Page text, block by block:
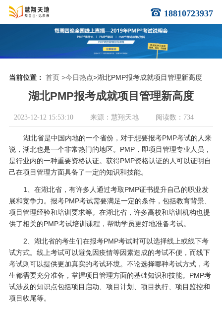
18810723937
当前位置： 首页 >今日热点>湖北PMP报考成就项目管理新高度
湖北PMP报考成就项目管理新高度
2023-12-12 15:53:10 来源：慧翔天地 阅读数：734
湖北省是中国内地的一个省份，对于想要报考PMP考试的人来
说，湖北也是一个非常热门的地区。PMP，即项目管理专业人员，
是行业内的一种重要资格认证。获得PMP资格认证的人可以证明自
己在项目管理方面具备了一定的知识和技能。
1、在湖北省，有许多人通过考取PMP证书提升自己的职业发
展和竞争力。报考PMP考试需要满足一定的条件，包括教育背景、
项目管理经验和培训要求等。在湖北省，许多高校和培训机构也提
供了相关的PMP考试培训课程，帮助学员更好地准备考试。
2、湖北省的考生们在报考PMP考试时可以选择线上或线下考
试方式。线上考试可以避免因疫情等因素造成的考试不便，而线下
考试则可以提供更加真实的考试环境。不论选择哪种考试方式，考
生都需要充分准备，掌握项目管理方面的基础知识和技能。PMP考
试涉及的知识点包括项目启动、项目计划、项目执行、项目监控和
项目收尾等。